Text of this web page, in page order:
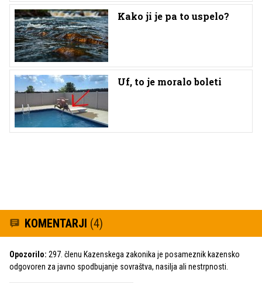
Kako ji je pa to uspelo?
Uf, to je moralo boleti
KOMENTARJI (4)
Opozorilo: 297. členu Kazenskega zakonika je posameznik kazensko
odgovoren za javno spodbujanje sovraštva, nasilja ali nestrpnosti.